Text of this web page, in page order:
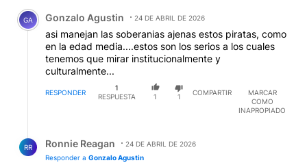
Comentario de Gonzalo Agustin.
GA Gonzalo Agustin 24 DE ABRIL DE 2026
asi manejan las soberanias ajenas estos piratas, como
en la edad media....estos son los serios a los cuales
tenemos que mirar institucionalmente y
culturalmente...
RESPONDER
1
RESPUESTA
1 1
COMPARTIR
MARCAR
COMO
INAPROPIADO
RR Ronnie Reagan
24 DE ABRIL DE 2026
Responder a Gonzalo Agustin